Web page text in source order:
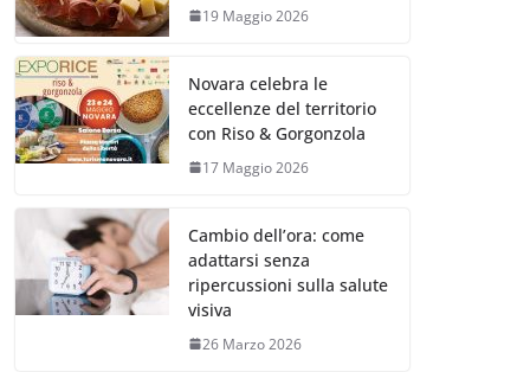
19 Maggio 2026
Novara celebra le
eccellenze del territorio
con Riso & Gorgonzola
17 Maggio 2026
Cambio dell’ora: come
adattarsi senza
ripercussioni sulla salute
visiva
26 Marzo 2026